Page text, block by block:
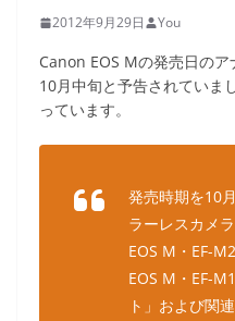
2012年9月29日 You
Canon EOS Mの発売日のア
10月中旬と予告されていま
っています。
発売時期を10
ラーレスカメ
EOS M・EF-
EOS M・EF-
ト」および関